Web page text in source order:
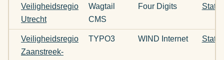
Veiligheidsregio
Utrecht
Wagtail
CMS
Four Digits
Veiligheidsregio
Zaanstreek-
TYPO3 WIND Internet